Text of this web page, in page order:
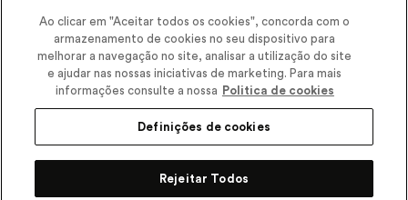
CEP 11900-000 | CNPJ/MF 11.137.051/0406-41 IE 574.066.180.111
Ao clicar em "Aceitar todos os cookies", concorda com o
armazenamento de cookies no seu dispositivo para
melhorar a navegação no site, analisar a utilização do site
e ajudar nas nossas iniciativas de marketing. Para mais
informações consulte a nossa
Politica de cookies
Definições de cookies
Rejeitar Todos